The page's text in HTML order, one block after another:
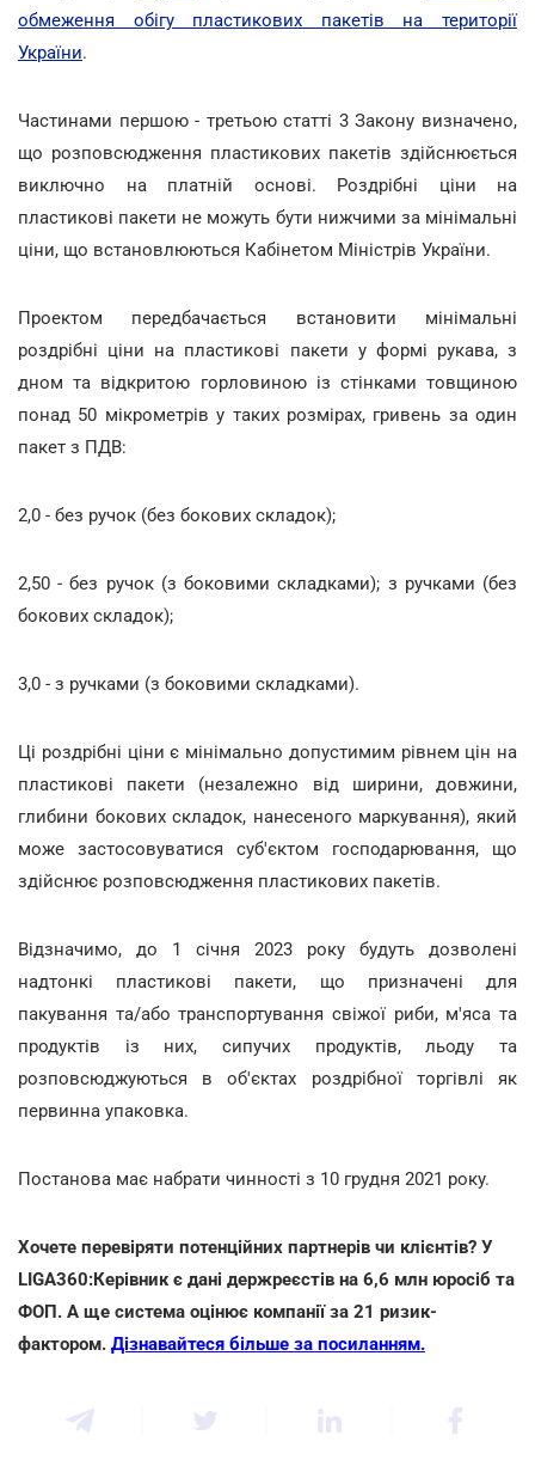
обмеження обігу пластикових пакетів на території
України.
Частинами першою - третьою статті 3 Закону визначено,
що розповсюдження пластикових пакетів здійснюється
виключно на платній основі. Роздрібні ціни на
пластикові пакети не можуть бути нижчими за мінімальні
ціни, що встановлюються Кабінетом Міністрів України.
Проектом передбачається встановити мінімальні
роздрібні ціни на пластикові пакети у формі рукава, з
дном та відкритою горловиною із стінками товщиною
понад 50 мікрометрів у таких розмірах, гривень за один
пакет з ПДВ:
2,0 - без ручок (без бокових складок);
2,50 - без ручок (з боковими складками); з ручками (без
бокових складок);
3,0 - з ручками (з боковими складками).
Ці роздрібні ціни є мінімально допустимим рівнем цін на
пластикові пакети (незалежно від ширини, довжини,
глибини бокових складок, нанесеного маркування), який
може застосовуватися суб'єктом господарювання, що
здійснює розповсюдження пластикових пакетів.
Відзначимо, до 1 січня 2023 року будуть дозволені
надтонкі пластикові пакети, що призначені для
пакування та/або транспортування свіжої риби, м'яса та
продуктів із них, сипучих продуктів, льоду та
розповсюджуються в об'єктах роздрібної торгівлі як
первинна упаковка.
Постанова має набрати чинності з 10 грудня 2021 року.
Хочете перевіряти потенційних партнерів чи клієнтів? У
LIGA360:Керівник є дані держреєстів на 6,6 млн юросіб та
ФОП. А ще система оцінює компанії за 21 ризик-
фактором. Дізнавайтеся більше за посиланням.